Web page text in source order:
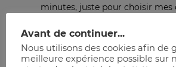
minutes, juste pour choisir mes
recherches sur la fast fashion, il
Avant de continuer...
Nous utilisons des cookies afin de
meilleure expérience possible sur